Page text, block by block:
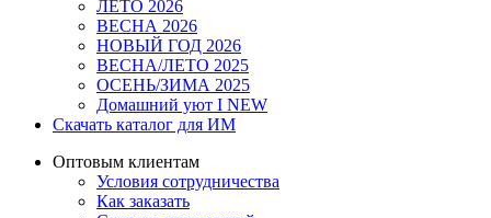
ЛЕТО 2026
ВЕСНА 2026
НОВЫЙ ГОД 2026
ВЕСНА/ЛЕТО 2025
ОСЕНЬ/ЗИМА 2025
Домашний уют I NEW
Скачать каталог для ИМ
Оптовым клиентам
Условия сотрудничества
Как заказать